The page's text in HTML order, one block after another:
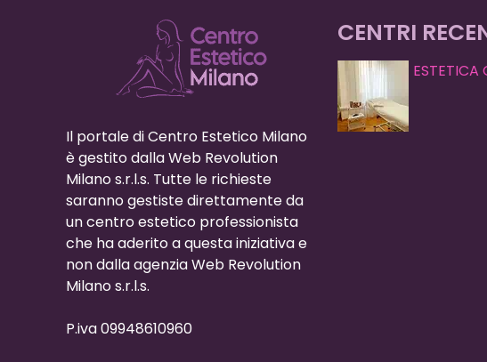
Il portale di Centro Estetico Milano
è gestito dalla Web Revolution
Milano s.r.l.s. Tutte le richieste
saranno gestiste direttamente da
un centro estetico professionista
che ha aderito a questa iniziativa e
non dalla agenzia Web Revolution
Milano s.r.l.s.
P.iva 09948610960
CENTRI
ESTETICA